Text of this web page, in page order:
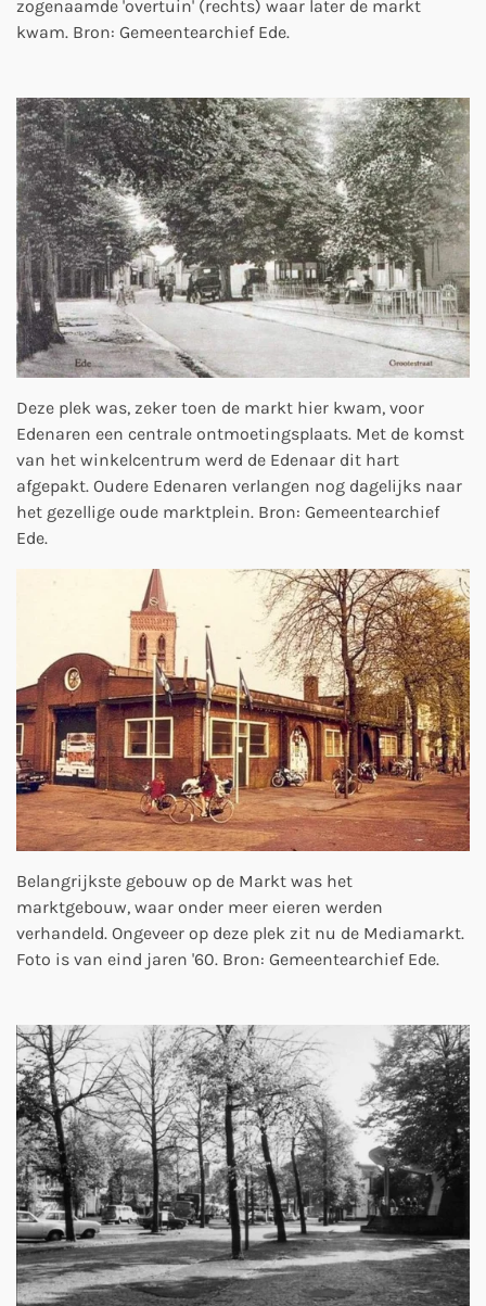
zogenaamde 'overtuin' (rechts) waar later de markt
kwam. Bron: Gemeentearchief Ede.
Deze plek was, zeker toen de markt hier kwam, voor
Edenaren een centrale ontmoetingsplaats. Met de komst
van het winkelcentrum werd de Edenaar dit hart
afgepakt. Oudere Edenaren verlangen nog dagelijks naar
het gezellige oude marktplein. Bron: Gemeentearchief
Ede.
Belangrijkste gebouw op de Markt was het
marktgebouw, waar onder meer eieren werden
verhandeld. Ongeveer op deze plek zit nu de Mediamarkt.
Foto is van eind jaren '60. Bron: Gemeentearchief Ede.